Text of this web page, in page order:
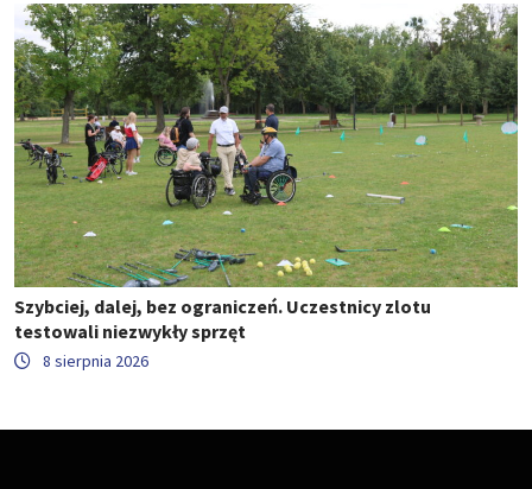
Szybciej, dalej, bez ograniczeń. Uczestnicy zlotu
testowali niezwykły sprzęt
8 sierpnia 2026